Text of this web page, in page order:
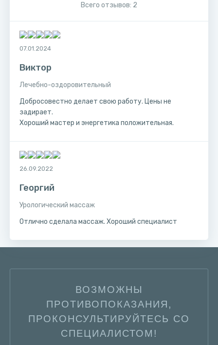
Всего отзывов: 2
07.01.2024
Виктор
Лечебно-оздоровительный
Добросовестно делает свою работу. Цены не
задирает.
Хороший мастер и энергетика положительная.
26.09.2022
Георгий
Урологический массаж
Отлично сделала массаж. Хороший специалист
ВОЗМОЖНЫ
ПРОТИВОПОКАЗАНИЯ,
ПРОКОНСУЛЬТИРУЙТЕСЬ СО
СПЕЦИАЛИСТОМ!